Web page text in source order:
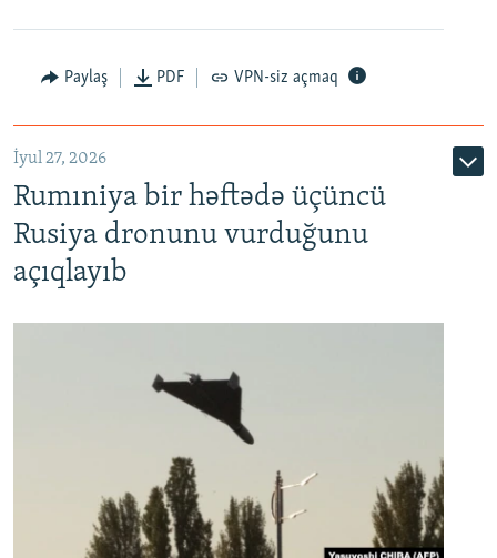
Paylaş PDF VPN-siz açmaq
İyul 27, 2026
Rumıniya bir həftədə üçüncü
Rusiya dronunu vurduğunu
açıqlayıb